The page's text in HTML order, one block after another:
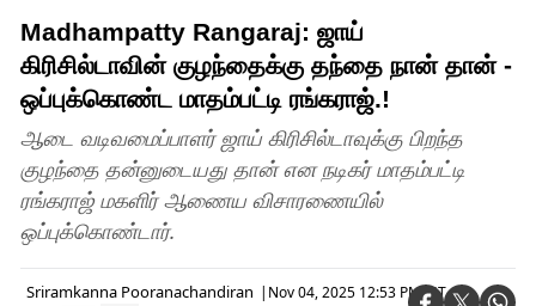
Madhampatty Rangaraj: ஜாய்
கிரிசில்டாவின் குழந்தைக்கு தந்தை நான் தான் -
ஒப்புக்கொண்ட மாதம்பட்டி ரங்கராஜ்.!
ஆடை வடிவமைப்பாளர் ஜாய் கிரிசில்டாவுக்கு பிறந்த
குழந்தை தன்னுடையது தான் என நடிகர் மாதம்பட்டி
ரங்கராஜ் மகளிர் ஆணைய விசாரணையில்
ஒப்புக்கொண்டார்.
Sriramkanna Pooranachandiran | Nov 04, 2025 12:53 PM IST